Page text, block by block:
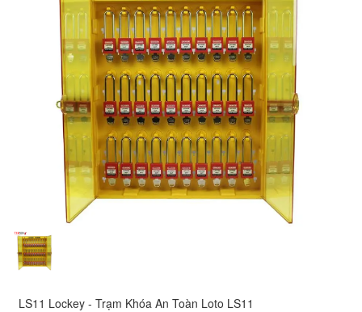
LS11 Lockey - Trạm Khóa An Toàn Loto LS11